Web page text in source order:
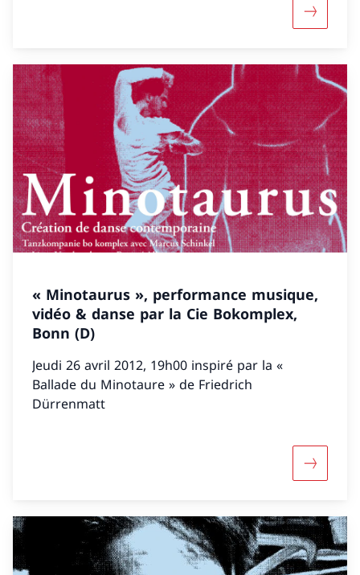
« Minotaurus », performance musique,
vidéo & danse par la Cie Bokomplex,
Bonn (D)
Jeudi 26 avril 2012, 19h00 inspiré par la «
Ballade du Minotaure » de Friedrich
Dürrenmatt